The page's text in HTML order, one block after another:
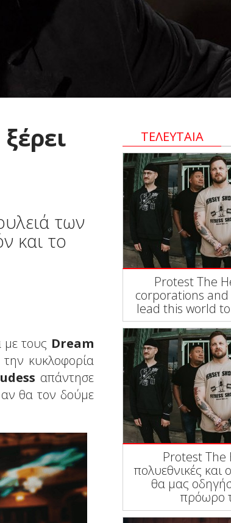
των
και το
τους Dream
την κυκλοφορία
απάντησε
αν θα τον δούμε
ΤΕΛΕΥΤΑΙΑ
Protest The
corporations
lead this world
Protest The
πολυεθνικές και
θα μας
πρόωρο